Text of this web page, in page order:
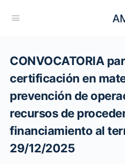
CONVOCATORIA
certificación en
prevención de
recursos de
financiamiento al
29/12/2025